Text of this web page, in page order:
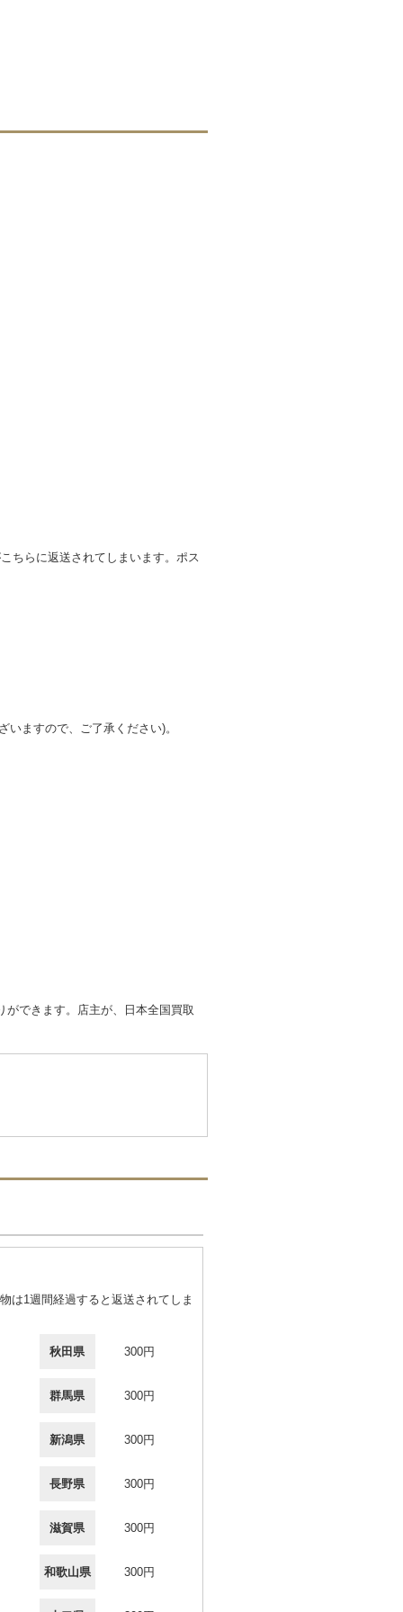
ちらに返送されてしまいます。ポス
ますので、ご了承ください)。
できます。店主が、日本全国買取
は1週間経過すると返送されてしま
秋田県 300円
群馬県 300円
新潟県 300円
長野県 300円
滋賀県 300円
和歌山県 300円